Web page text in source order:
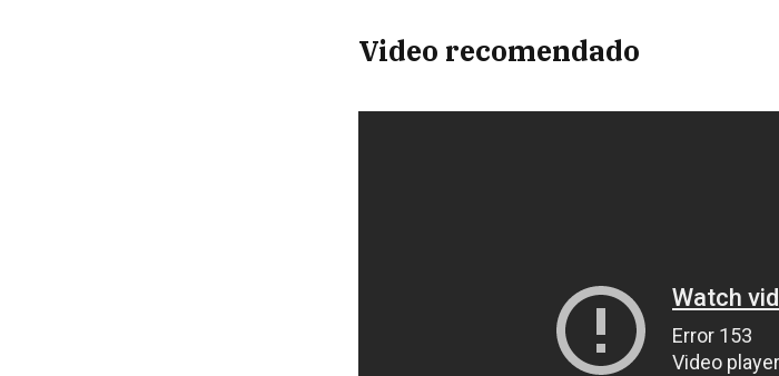
Video recomendado